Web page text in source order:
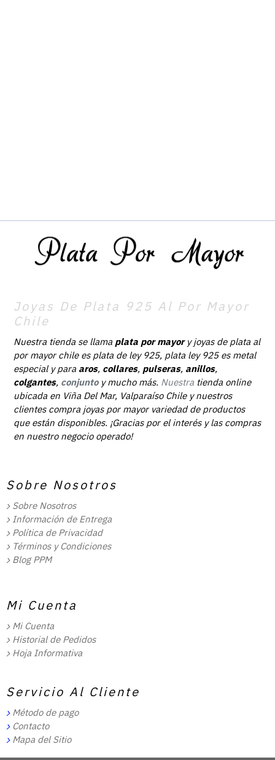
Joyas De Plata 925 Al Por Mayor
Chile
Nuestra tienda se llama plata por mayory joyas de plata al
por mayor chile es plata de ley 925, plata ley 925 es metal
especial y para aros, collares, pulseras, anillos,
colgantes, conjunto y mucho más. Nuestra tienda online
ubicada en Viña Del Mar, Valparaíso Chile y nuestros
clientes compra joyas por mayor variedad de productos
que están disponibles. ¡Gracias por el interés y las compras
en nuestro negocio operado!
Sobre Nosotros
Sobre Nosotros
Información de Entrega
Política de Privacidad
Términos y Condiciones
Blog PPM
Mi Cuenta
Mi Cuenta
Historial de Pedidos
Hoja Informativa
Servicio Al Cliente
Método de pago
Contacto
Mapa del Sitio